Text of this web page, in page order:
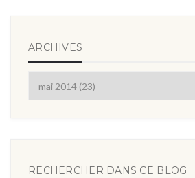
ARCHIVES
RECHERCHER DANS CE BLOG